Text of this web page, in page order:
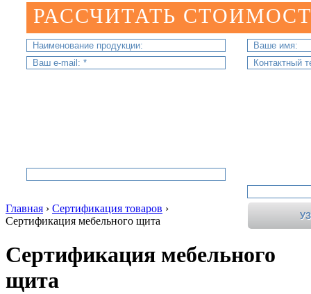
РАССЧИТАТЬ
Главная › Сертификация товаров ›
Сертификация мебельного щита
Сертификация мебельного
щита